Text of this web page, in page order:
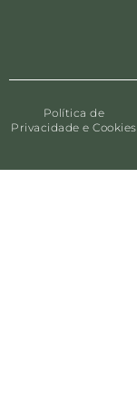
Política de
Privacidade e Cookies